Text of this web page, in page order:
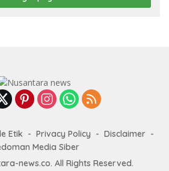
Etik Privacy Policy
Disclaimer
Media Siber
news.co. All Rights Reserved.